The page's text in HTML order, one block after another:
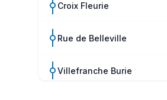
Croix Fleurie
Rue de Belleville
Villefranche Burie